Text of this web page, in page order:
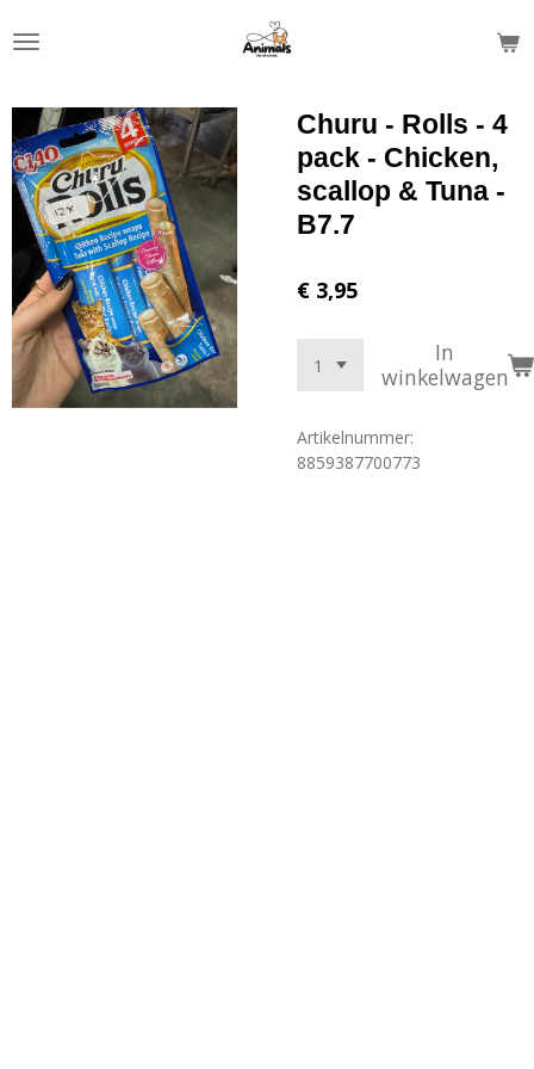
direct
hoofdinhoud
Churu - Rolls - 4
pack - Chicken,
scallop & Tuna -
B7.7
€ 3,95
In
winkelwagen
Artikelnummer:
8859387700773